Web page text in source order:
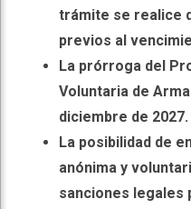
trámite se realice
previos al
La prórroga del
Voluntaria de
diciembre de 2027.
La posibilidad de
anónima y
sanciones legales